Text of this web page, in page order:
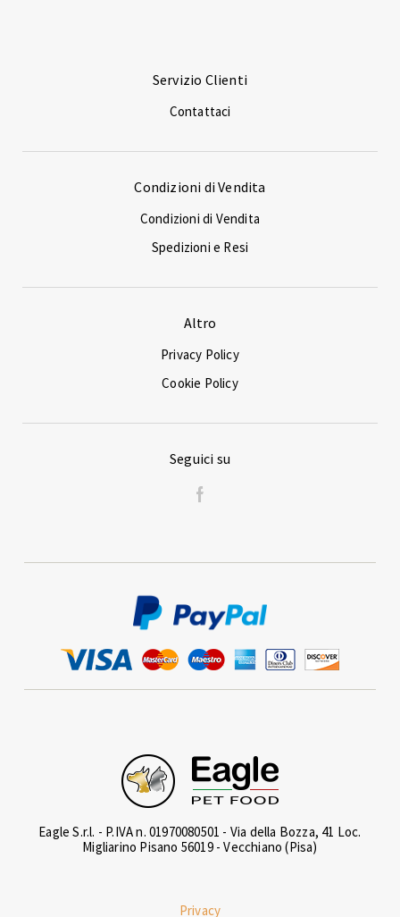
Servizio Clienti
Contattaci
Condizioni di Vendita
Condizioni di Vendita
Spedizioni e Resi
Altro
Privacy Policy
Cookie Policy
Seguici su
Eagle S.r.l. - P.IVA n. 01970080501 - Via della Bozza, 41 Loc.
Migliarino Pisano 56019 - Vecchiano (Pisa)
Privacy